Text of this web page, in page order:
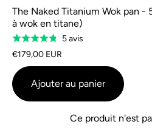
The Naked Titanium Wok pan -
à wok en titane)
Évalué
à
4,8
sur
5
5 avisSur
base
avis
€179,00 EUR
Ajouter au panier
Ce produit n'est